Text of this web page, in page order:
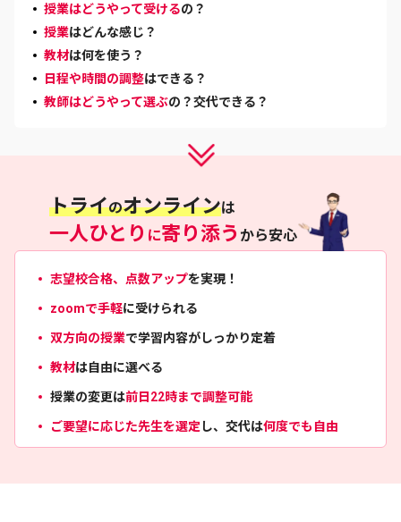
授業はどうやって受けるの？
授業はどんな感じ？
教材は何を使う？
日程や時間の調整はできる？
教師はどうやって選ぶの？交代できる？
トライのオンラインは
一人ひとり に寄り添う から安心
志望校合格、点数アップを実現！
zoomで手軽に受けられる
双方向の授業で学習内容がしっかり定着
教材は自由に選べる
授業の変更は前日22時まで調整可能
ご要望に応じた先生を選定し、交代は何度でも自由